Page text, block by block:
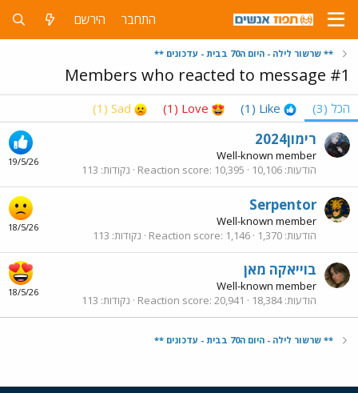
התחבר הירשם
** שרשור לילה - היום ה70 בבית - עדכונים **
Members who reacted to message #1
הכל (3)
Like
(1)
Love
(1)
Sad
(1)
19/5/26
רימון2024
Well-known member
הודעות 10,106
Reaction score 10,395 נקודות 113
18/5/26
Serpentor
Well-known member
הודעות 1,370
Reaction score 1,146 נקודות 113
18/5/26
בוייאקה מאן
Well-known member
הודעות 18,384
Reaction score 20,941 נקודות 113
** שרשור לילה - היום ה70 בבית - עדכונים **